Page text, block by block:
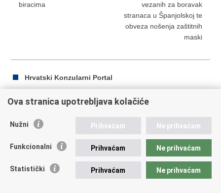
biracima
vezanih za boravak
stranaca u Španjolskoj te
obveza nošenja zaštitnih
maski
Hrvatski Konzularni Portal
Ispiši
Podijeli
Facebooku
Twitteru
Republika Hrvatska
Trg N.Š. Zrinskog 7-8, 10000 Zagreb
Ova stranica upotrebljava kolačiće
Nužni Prihvaćam Ne prihvaćam
Funkcionalni Prihvaćam Ne prihvaćam
Statistički Prihvaćam Ne prihvaćam